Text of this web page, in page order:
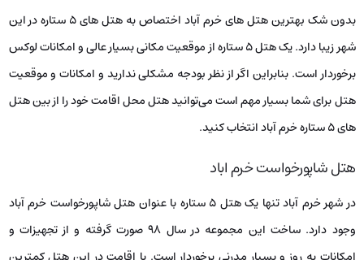
بدون شک بهترین هتل‌ های خرم آباد اختصاص به هتل‌ های ۵ ستاره در این
شهر زیبا دارد. یک هتل ۵ ستاره از موقعیت مکانی بسیار عالی و امکانات لوکس
برخوردار است. بنابراین اگر از نظر بودجه مشکلی ندارید و امکانات و موقعیت
هتل برای شما بسیار مهم است می‌توانید هتل محل اقامت خود را از بین هتل‌
های ۵ ستاره خرم آباد انتخاب کنید.
هتل شاپورخواست خرم اباد
در شهر خرم آباد تنها یک هتل ۵ ستاره با عنوان هتل شاپورخواست خرم آباد
وجود دارد. ساخت این مجموعه در سال ۹۸ صورت گرفته و از تجهیزات و